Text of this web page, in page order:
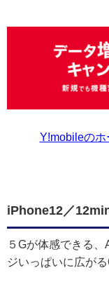
Y!mobileのホ
iPhone12／
５Gが体感できる
ジいっぱいに広が